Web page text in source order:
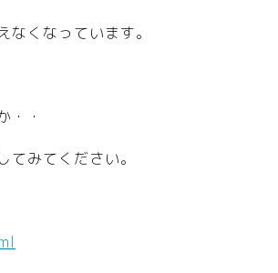
くなっています。
・・
みてください。